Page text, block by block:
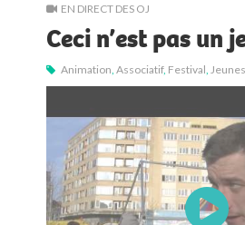
EN DIRECT DES OJ
Ceci n’est pas un
Animation ,Associatif, Festival